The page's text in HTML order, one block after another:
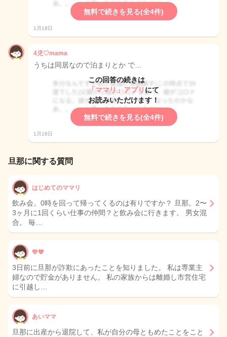
無料で続きを見る(全4件)
1月18日
4児♡mama
うちは同居なので泊まりとか で…
この回答の続きは
「ママリ」アプリ にて
お読みいただけます！
無料で続きを見る(全4件)
1月18日
旦那に関する質問
はじめてのママリ
飲み会。0時を回って帰ってくるのは有りですか？ 旦那。2〜
3ヶ月に1回くらい仕事の仲間？と飲み会に行きます。 男女混
合。 毎…
💛💙
3日前に旦那が詐欺にあったことを知りました。 私は専業主
婦なので貯金がありません。 私の家族からは離婚し市営住宅
に引越し…
あいママ
旦那に出産から退院して、私が自分の母ともめたことをこと